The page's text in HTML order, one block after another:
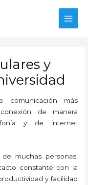
y
más
de manera
y de internet
muchas personas,
constante con la
y facilidad